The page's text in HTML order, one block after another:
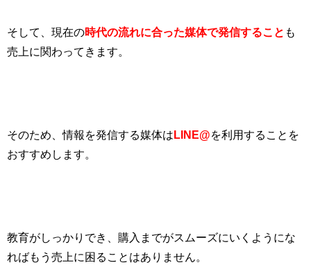
そして、現在の時代の流れに合った媒体で発信すること も
売上に関わってきます。
そのため、情報を発信する媒体は LINE@を利用することを
おすすめします。
教育がしっかりでき、購入までがスムーズにいくようにな
ればもう売上に困ることはありません。